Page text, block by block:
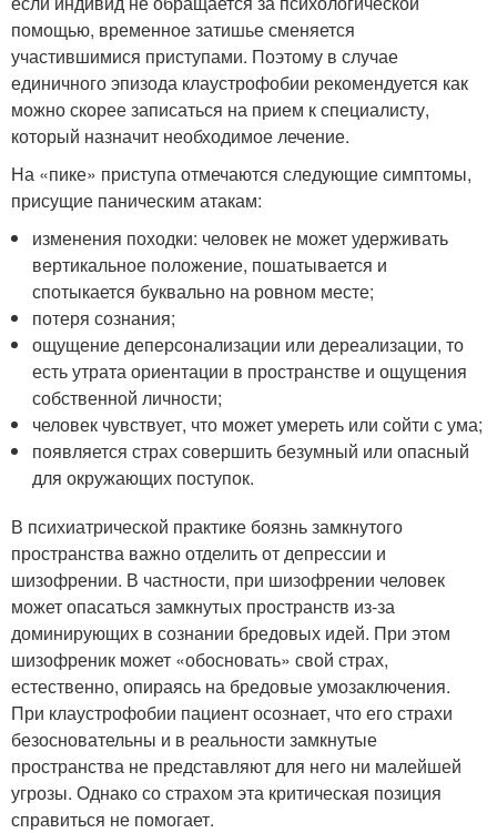
помощью, временное затишье сменяется
участившимися приступами. Поэтому в случае
единичного эпизода клаустрофобии рекомендуется как
можно скорее записаться на прием к специалисту,
который назначит необходимое лечение.
На «пике» приступа отмечаются следующие симптомы,
присущие паническим атакам:
изменения походки: человек не может удерживать
вертикальное положение, пошатывается и
спотыкается буквально на ровном месте;
потеря сознания;
ощущение деперсонализации или дереализации, то
есть утрата ориентации в пространстве и ощущения
собственной личности;
человек чувствует, что может умереть или сойти с ума;
появляется страх совершить безумный или опасный
для окружающих поступок.
В психиатрической практике боязнь замкнутого
пространства важно отделить от депрессии и
шизофрении. В частности, при шизофрении человек
может опасаться замкнутых пространств из-за
доминирующих в сознании бредовых идей. При этом
шизофреник может «обосновать» свой страх,
естественно, опираясь на бредовые умозаключения.
При клаустрофобии пациент осознает, что его страхи
безосновательны и в реальности замкнутые
пространства не представляют для него ни малейшей
угрозы. Однако со страхом эта критическая позиция
справиться не помогает.